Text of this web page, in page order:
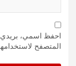
احفظ اسمي، بريدي
المتصفح